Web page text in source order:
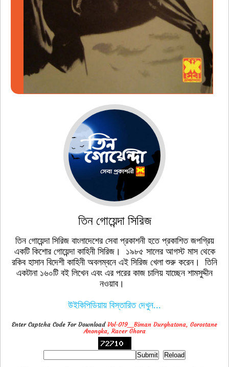
তিন গোয়েন্দা সিরিজ
তিন গোয়েন্দা সিরিজ বাংলাদেশের সেবা প্রকাশনী হতে প্রকাশিত জপগ্রিয়
একটি কিশোর গোয়েন্দা কাহিনী সিরিজ। ১৯৮৫ সালের আগস্ট মাস থেকে
রকিব হাসান বিদেশী কাহিনী অবলম্বনে এই সিরিজ খেলা শুরু করেন। তিনি
একটানা ১৬০টি বই লিখেন এবং এর পরের কাজ চালিয় যাচ্ছেন শামসুদ্দীন
নওয়াব।
উইকিপিডিয়ায় বিস্তারিত দেখুন...
Enter Captcha Code For Download Vol-019__Biman Durghatona, Gorostane
Anongka, Racer Ghora